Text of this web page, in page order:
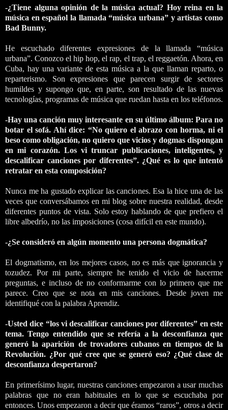
-¿Tiene alguna opinión de la música actual? Hoy reina en la
música en español la llamada “música urbana” y artistas como
Bad Bunny.
He escuchado diferentes expresiones de la llamada “música
urbana”. Conozco el hip hop, el rap, el trap, el reggaetón. Ahora, en
Cuba, hay una variante de esta música a la que llaman reparto, o
reparterismo. Son expresiones que parecen surgir de sectores
humildes y supongo que, en parte, son resultado de las nuevas
tecnologías, programas de música que ruedan hasta en los teléfonos.
-Hay una canción muy interesante en su último álbum: Para no
botar el sofá. Ahí dice: “No quiero el abrazo con horma, ni el
beso como obligación, no quiero que vicios y dogmas dispongan
en mi corazón. Los vi truncar publicaciones, inteligentes, y
descalificar canciones por diferentes”. ¿Qué es lo que intentó
retratar en esta composición?
Nunca me ha gustado explicar las canciones. Esa la hice una de las
veces que conversábamos en mi blog sobre nuestra realidad, desde
diferentes puntos de vista. Solo estoy hablando de que prefiero el
libre albedrío, no las imposiciones (cosa difícil en este mundo).
-¿Se consideró en algún momento una persona dogmática?
El dogmatismo, en los mejores casos, no es más que ignorancia y
tozudez. Por mi parte, siempre he tenido el vicio de hacerme
preguntas, e incluso de no conformarme con lo primero que me
parece. Creo que se nota en mis canciones. Desde joven me
identifiqué con la palabra Aprendiz.
-Usted dice “los vi descalificar canciones por diferentes” en este
tema. Tengo entendido que se refería a la desconfianza que
generó la aparición de trovadores cubanos en tiempos de la
Revolución. ¿Por qué cree que se generó eso? ¿Qué clase de
desconfianza despertaron?
En primerísimo lugar, nuestras canciones empezaron a usar muchas
palabras que no eran habituales en lo que se escuchaba por
entonces. Unos empezaron a decir que éramos “raros”, otros a decir